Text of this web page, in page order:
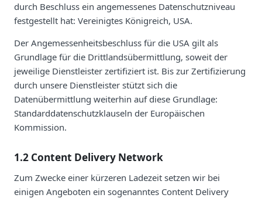
durch Beschluss ein angemessenes Datenschutzniveau
festgestellt hat: Vereinigtes Königreich, USA.
Der Angemessenheitsbeschluss für die USA gilt als
Grundlage für die Drittlandsübermittlung, soweit der
jeweilige Dienstleister zertifiziert ist. Bis zur Zertifizierung
durch unsere Dienstleister stützt sich die
Datenübermittlung weiterhin auf diese Grundlage:
Standarddatenschutzklauseln der Europäischen
Kommission.
1.2 Content Delivery Network
Zum Zwecke einer kürzeren Ladezeit setzen wir bei
einigen Angeboten ein sogenanntes Content Delivery